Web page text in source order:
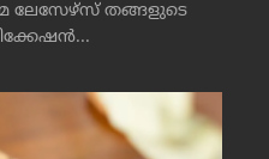
തങ്ങളുടെ